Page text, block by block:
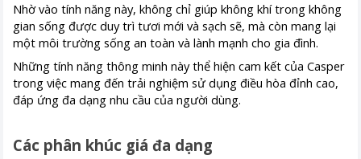
Nhờ vào tính năng này, không chỉ giúp không khí trong không
gian sống được duy trì tươi mới và sạch sẽ, mà còn mang lại
một môi trường sống an toàn và lành mạnh cho gia đình.
Những tính năng thông minh này thể hiện cam kết của Casper
trong việc mang đến trải nghiệm sử dụng điều hòa đỉnh cao,
đáp ứng đa dạng nhu cầu của người dùng.
Các phân khúc giá đa dạng